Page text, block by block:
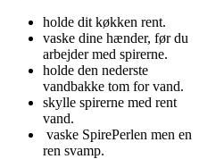
holde dit køkken rent.
vaske dine hænder, før du
arbejder med spirerne.
holde den nederste
vandbakke tom for vand.
skylle spirerne med rent
vand.
vaske SpirePerlen men en
ren svamp.